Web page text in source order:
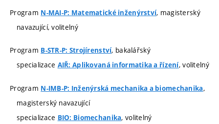
Program N-MAI-P: Matematické inženýrství, magisterský
navazující, volitelný
Program B-STR-P: Strojírenství, bakalářský
specializace AIŘ: Aplikovaná informatika a řízení, volitelný
Program N-IMB-P: Inženýrská mechanika a biomechanika,
magisterský navazující
specializace BIO: Biomechanika, volitelný